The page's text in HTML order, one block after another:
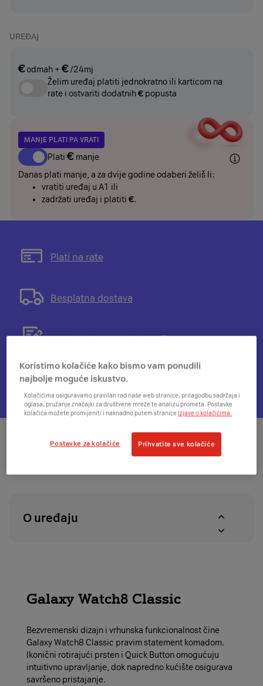
UREĐAJ
€odmah + € /24mj
Želim uređaj platiti jednokratno ili karticom na
rate i ostvariti dodatnih€ popusta
MANJE PLATI PA VRATI
Plati€ manje
Danas plati manje, a za dvije godine odaberi želiš li:
vratiti uređaj u A1 ili
zadržati uređaj i platiti €.
Otvorit
modal
o
plaćanja
na
rate
Plati na rate
Otvorit
modal
informacijama
o
besplatnoj
dostavi
Besplatna dostava
Otvorit
se
modal
informacijama
o
na
dana
14 dana da se predomisliš
Otvorit
će
se
modal
provjeru
Dostupnost u A1 centrima
O uređaju
Galaxy Watch8 Classic
Bezvremenski dizajn i vrhunska funkcionalnost čine
Galaxy Watch8 Classic pravim statement komadom.
Ikonični rotirajući prsten i Quick Button omogućuju
intuitivno upravljanje, dok napredno kućište osigurava
savršeno pristajanje.
Koristimo kolačiće kako bismo vam ponudili
najbolje moguće iskustvo.
Kolačićima osiguravamo pravilan rad naše web stranice, prilagodbu sadržaja i
oglasa, pružanje značajki za društvene mreže te analizu prometa. Postavke
kolačića možete promijeniti i naknadno putem stranice Izjave o kolačićima.
Postavke za kolačiće Prihvatite sve kolačiće